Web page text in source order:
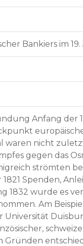
Bankiers im
Anfang der
waren nicht
gegen das
strömten
Spenden,
1832 wurde es
Am
Universität